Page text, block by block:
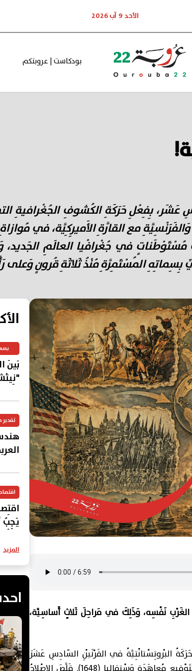
الأحد 9 آب 2026
بودكاست | عروبتكم
عَشَر، بِفِعْلِ حَرَكَةِ الكُشوفِ الجُغْرافيةِ
وَالفَرَنْسِيَّةِ مع القارَّةِ الأَميرِكِيَّة، في
مُسْتَوْطَناتٍ في جُغْرافْيا العالَمِ
المُسْتَمِرَّةِ مُنْذُ ثَلاثَةِ قُرونٍ وَعلى
نَفْسِه، وَذَلِكَ في مَراحِلَ ثَلاثٍ أَساسِيَّة،
البْروتِسْتانْتِيَّةُ في‏ ‏القَرْنَيْنِ‏ ‏السّادِسِ‏ ‏عَشَرَ‏
بَينَ
يَجِبُ
المزيد